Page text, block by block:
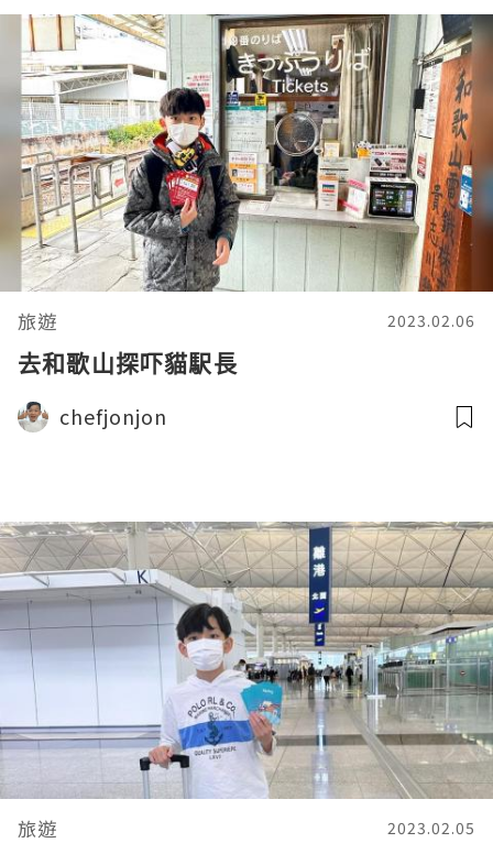
旅遊 2023.02.06
去和歌山探吓貓駅長
chefjonjon
旅遊 2023.02.05